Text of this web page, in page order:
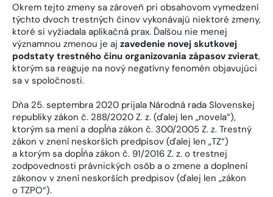
Okrem tejto zmeny sa zároveň pri obsahovom vymedzení
týchto dvoch trestných činov vykonávajú niektoré zmeny,
ktoré si vyžiadala aplikačná prax. Ďalšou nie menej
významnou zmenou je aj zavedenie novej skutkovej
podstaty trestného činu organizovania zápasov zvierat,
ktorým sa reaguje na nový negatívny fenomén objavujúci
sa v spoločnosti.
Dňa 25. septembra 2020 prijala Národná rada Slovenskej
republiky zákon č. 288/2020 Z. z. (ďalej len „novela“),
ktorým sa mení a dopĺňa zákon č. 300/2005 Z. z. Trestný
zákon v znení neskorších predpisov (ďalej len „TZ“)
a ktorým sa dopĺňa zákon č. 91/2016 Z. z. o trestnej
zodpovednosti právnických osôb a o zmene a doplnení
zákonov v znení neskorších predpisov (ďalej len „zákon
o TZPO“).